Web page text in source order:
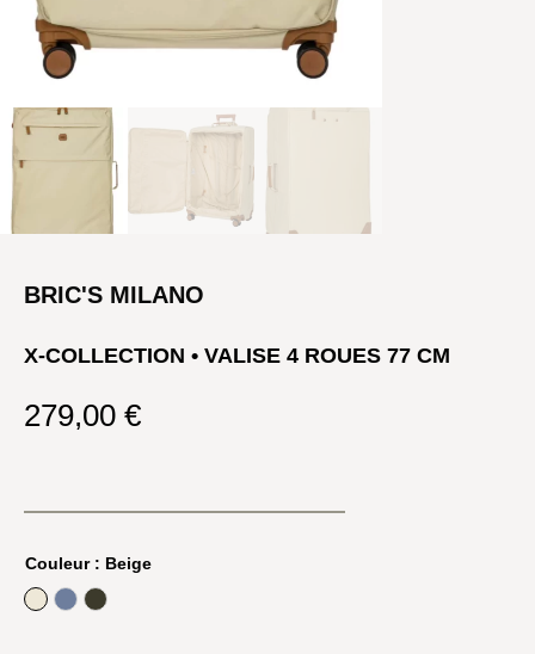
BRIC'S MILANO
X-COLLECTION • VALISE 4 ROUES 77 CM
279,00 €
Couleur: Beige
BeigeJeansOlive